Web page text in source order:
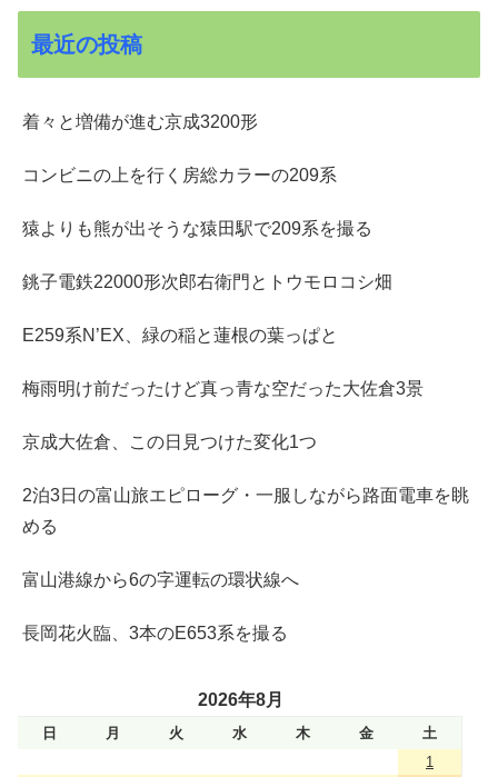
最近の投稿
着々と増備が進む京成3200形
コンビニの上を行く房総カラーの209系
猿よりも熊が出そうな猿田駅で209系を撮る
銚子電鉄22000形次郎右衛門とトウモロコシ畑
E259系N’EX、緑の稲と蓮根の葉っぱと
梅雨明け前だったけど真っ青な空だった大佐倉3景
京成大佐倉、この日見つけた変化1つ
2泊3日の富山旅エピローグ・一服しながら路面電車を眺
める
富山港線から6の字運転の環状線へ
長岡花火臨、3本のE653系を撮る
2026年8月
日 月 火 水 木 金
土
1